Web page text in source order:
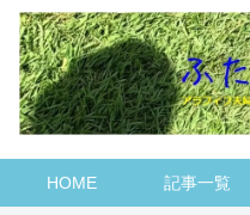
HOME 記事一覧